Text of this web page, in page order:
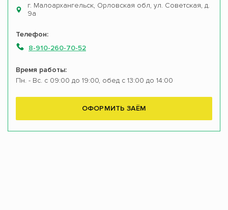
г. Малоархангельск, Орловская обл, ул. Советская, д.
9а
Телефон:
8-910-260-70-52
Время работы:
Пн. - Вс. с 09:00 до 19:00, обед с 13:00 до 14:00
ОФОРМИТЬ ЗАЁМ